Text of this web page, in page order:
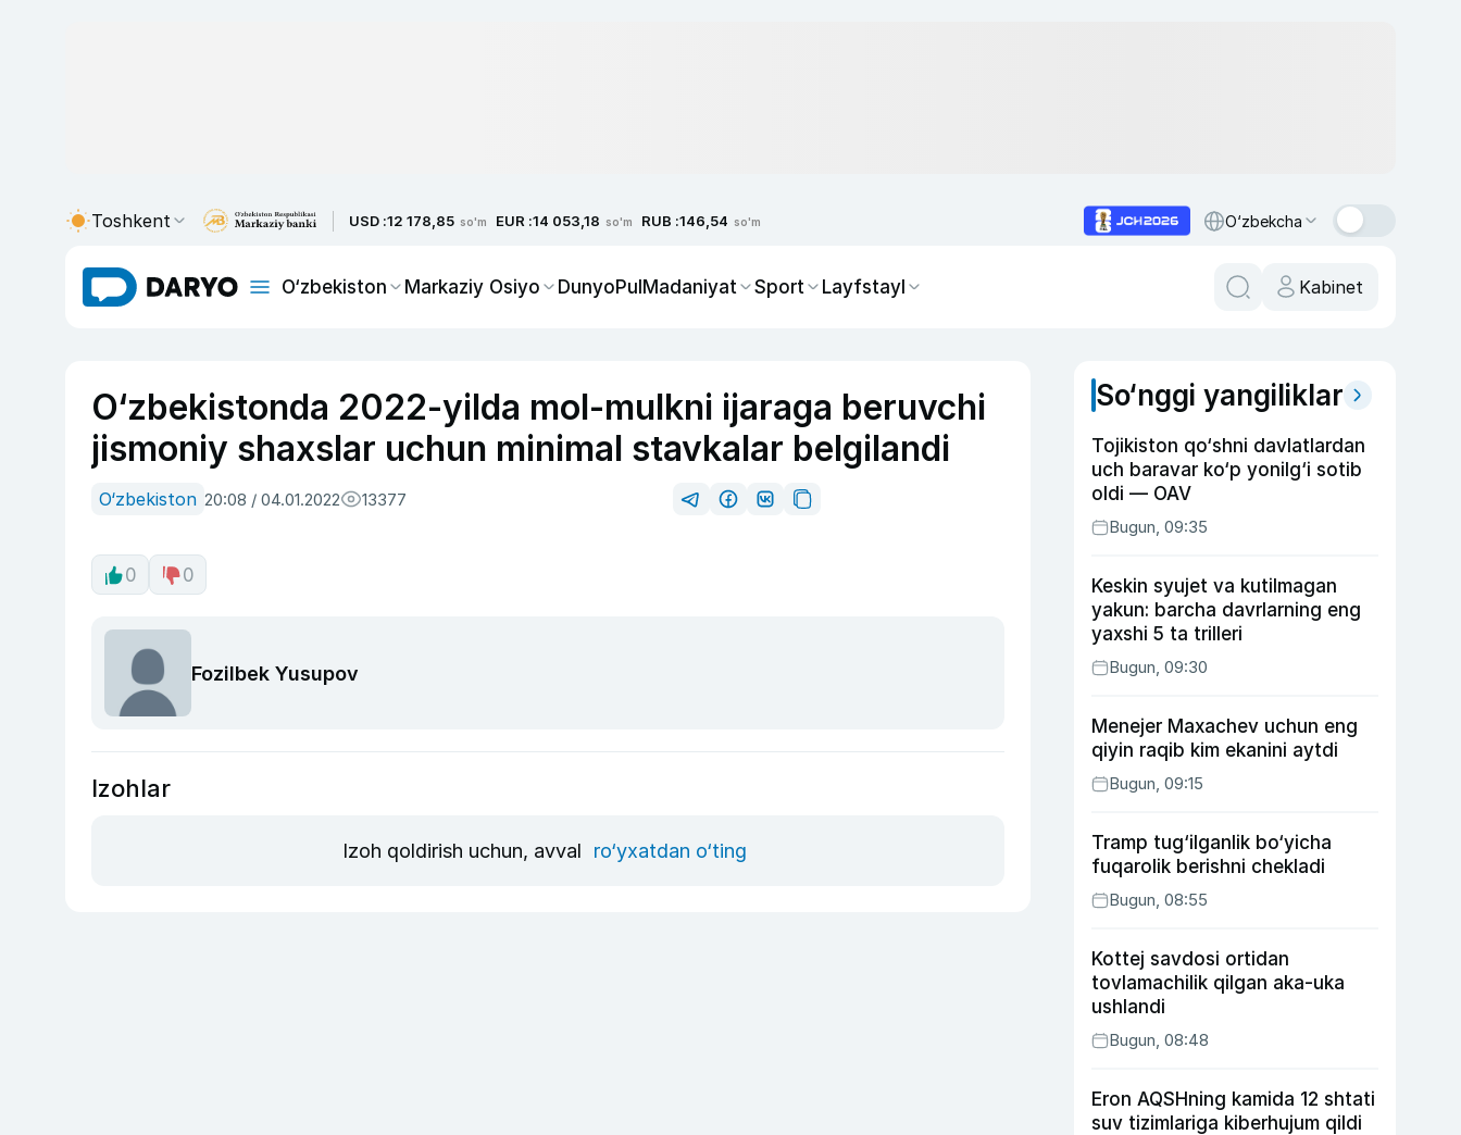
Toshkent USD :12 178,85 so'm EUR :14 053,18 so'm RUB :146,54 so'm O‘zbekcha
O‘zbekiston Markaziy Osiyo DunyoPulMadaniyat Sport Layfstayl Kabinet
O‘zbekistonda 2022-yilda mol-mulkni ijaraga beruvchi
jismoniy shaxslar uchun minimal stavkalar belgilandi
O‘zbekiston 20:08 / 04.01.2022 13377
0 0
Fozilbek Yusupov
Izohlar
Izoh qoldirish uchun, avval ro‘yxatdan o‘ting
So‘nggi yangiliklar
Tojikiston qo‘shni davlatlardan
uch baravar ko‘p yonilg‘i sotib
oldi — OAV
Bugun, 09:35
Keskin syujet va kutilmagan
yakun: barcha davrlarning eng
yaxshi 5 ta trilleri
Bugun, 09:30
Menejer Maxachev uchun eng
qiyin raqib kim ekanini aytdi
Bugun, 09:15
Tramp tug‘ilganlik bo‘yicha
fuqarolik berishni chekladi
Bugun, 08:55
Kottej savdosi ortidan
tovlamachilik qilgan aka-uka
ushlandi
Bugun, 08:48
Eron AQSHning kamida 12 shtati
suv tizimlariga kiberhujum qildi